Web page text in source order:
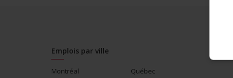
Emplois par ville
Montréal
Québec